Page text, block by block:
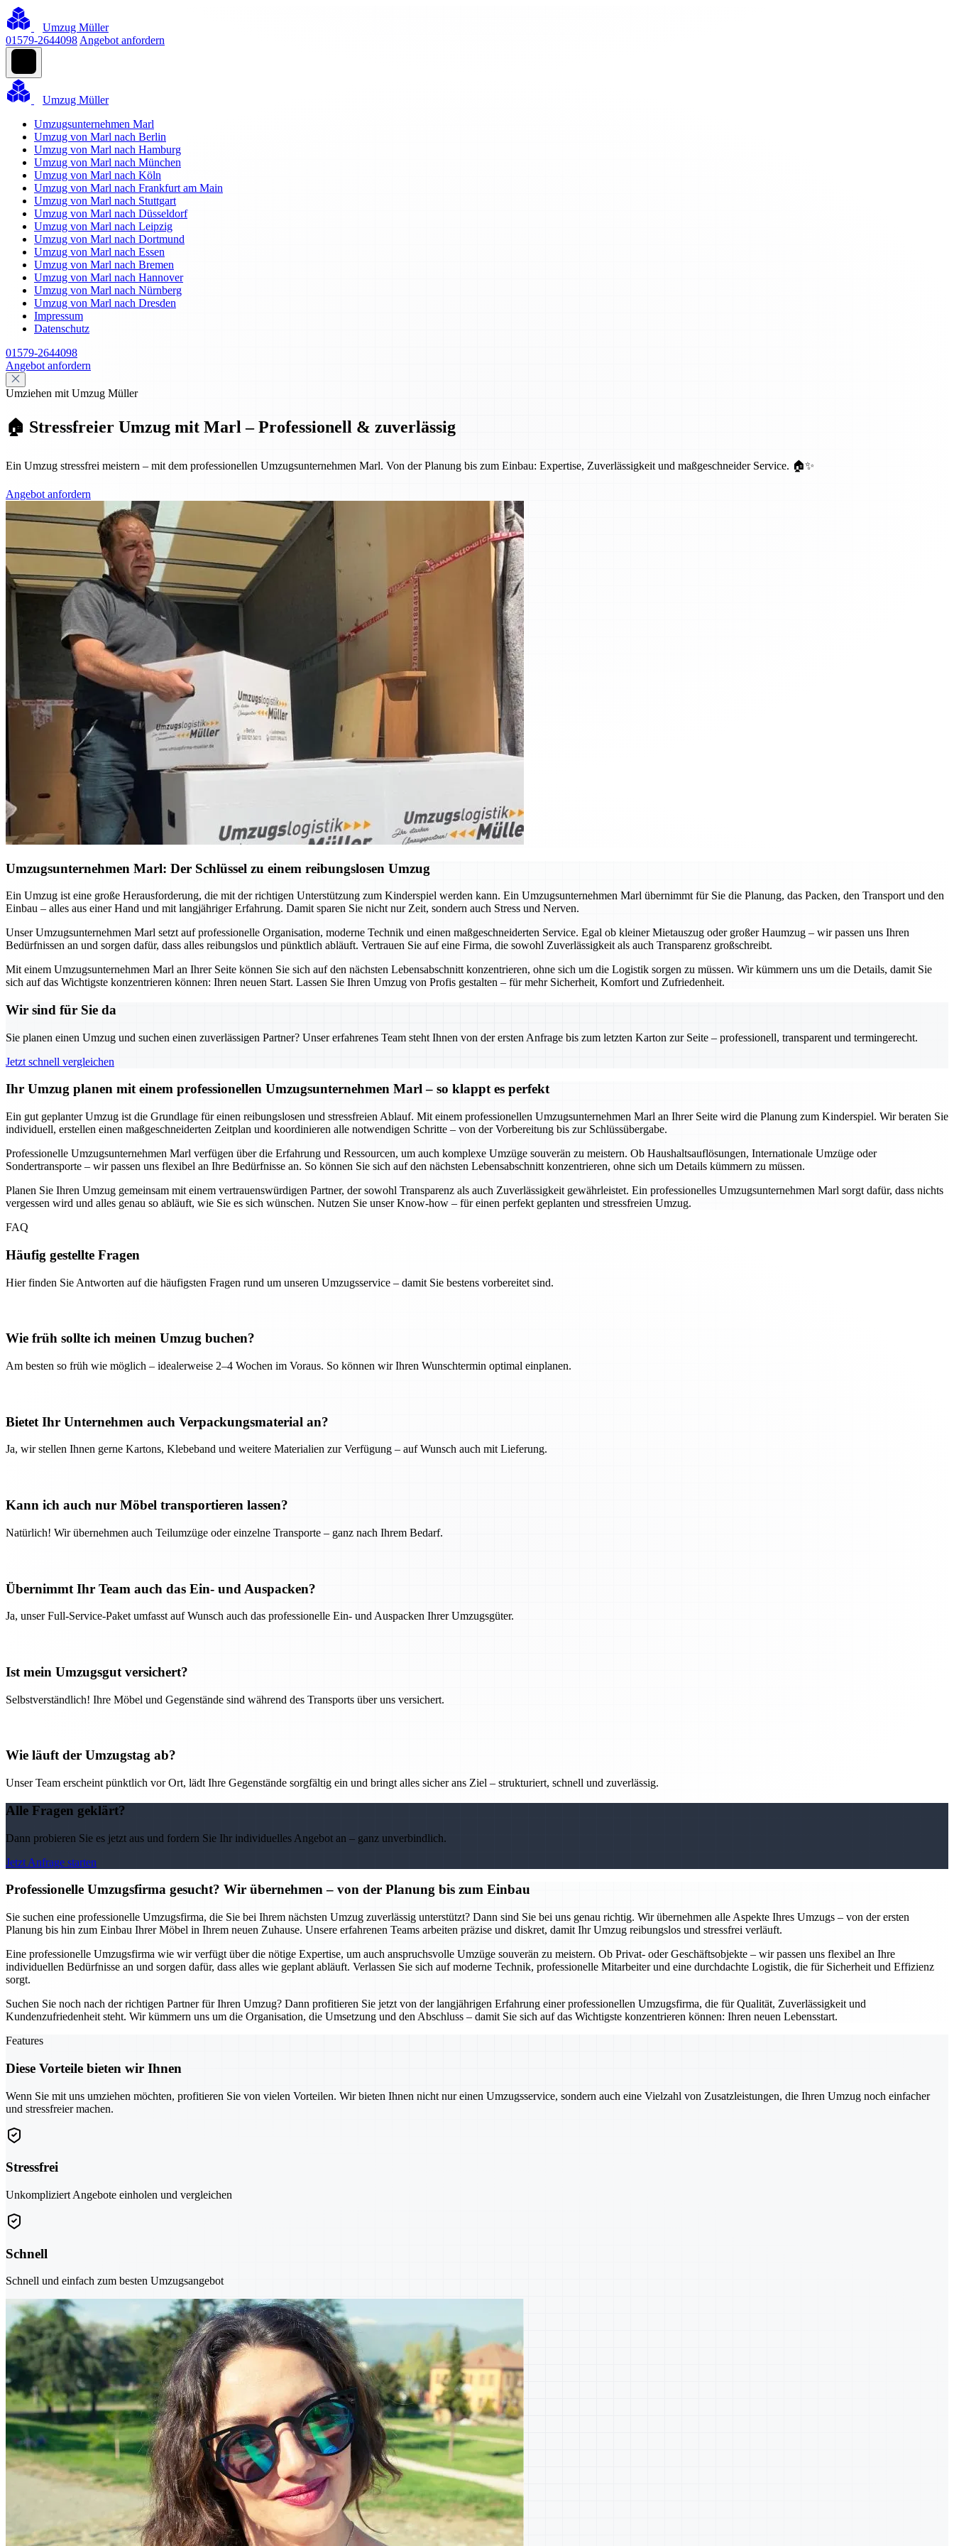
Umzug Müller
01579-2644098 Angebot anfordern
Umzug Müller
Umzugsunternehmen Marl
Umzug von Marl nach Berlin
Umzug von Marl nach Hamburg
Umzug von Marl nach München
Umzug von Marl nach Köln
Umzug von Marl nach Frankfurt am Main
Umzug von Marl nach Stuttgart
Umzug von Marl nach Düsseldorf
Umzug von Marl nach Leipzig
Umzug von Marl nach Dortmund
Umzug von Marl nach Essen
Umzug von Marl nach Bremen
Umzug von Marl nach Hannover
Umzug von Marl nach Nürnberg
Umzug von Marl nach Dresden
Impressum
Datenschutz
01579-2644098
Angebot anfordern
Umziehen mit Umzug Müller
🏠 Stressfreier Umzug mit Marl – Professionell & zuverlässig
Ein Umzug stressfrei meistern – mit dem professionellen Umzugsunternehmen Marl. Von der Planung bis zum Einbau: Expertise, Zuverlässigkeit und maßgeschneider Service. 🏠✨
Angebot anfordern
Umzugsunternehmen Marl: Der Schlüssel zu einem reibungslosen Umzug
Ein Umzug ist eine große Herausforderung, die mit der richtigen Unterstützung zum Kinderspiel werden kann. Ein Umzugsunternehmen Marl übernimmt für Sie die Planung, das Packen, den Transport und den
Einbau – alles aus einer Hand und mit langjähriger Erfahrung. Damit sparen Sie nicht nur Zeit, sondern auch Stress und Nerven.
Unser Umzugsunternehmen Marl setzt auf professionelle Organisation, moderne Technik und einen maßgeschneiderten Service. Egal ob kleiner Mietauszug oder großer Haumzug – wir passen uns Ihren
Bedürfnissen an und sorgen dafür, dass alles reibungslos und pünktlich abläuft. Vertrauen Sie auf eine Firma, die sowohl Zuverlässigkeit als auch Transparenz großschreibt.
Mit einem Umzugsunternehmen Marl an Ihrer Seite können Sie sich auf den nächsten Lebensabschnitt konzentrieren, ohne sich um die Logistik sorgen zu müssen. Wir kümmern uns um die Details, damit Sie
sich auf das Wichtigste konzentrieren können: Ihren neuen Start. Lassen Sie Ihren Umzug von Profis gestalten – für mehr Sicherheit, Komfort und Zufriedenheit.
Wir sind für Sie da
Sie planen einen Umzug und suchen einen zuverlässigen Partner? Unser erfahrenes Team steht Ihnen von der ersten Anfrage bis zum letzten Karton zur Seite – professionell, transparent und termingerecht.
Jetzt schnell vergleichen
Ihr Umzug planen mit einem professionellen Umzugsunternehmen Marl – so klappt es perfekt
Ein gut geplanter Umzug ist die Grundlage für einen reibungslosen und stressfreien Ablauf. Mit einem professionellen Umzugsunternehmen Marl an Ihrer Seite wird die Planung zum Kinderspiel. Wir beraten Sie
individuell, erstellen einen maßgeschneiderten Zeitplan und koordinieren alle notwendigen Schritte – von der Vorbereitung bis zur Schlüssübergabe.
Professionelle Umzugsunternehmen Marl verfügen über die Erfahrung und Ressourcen, um auch komplexe Umzüge souverän zu meistern. Ob Haushaltsauflösungen, Internationale Umzüge oder
Sondertransporte – wir passen uns flexibel an Ihre Bedürfnisse an. So können Sie sich auf den nächsten Lebensabschnitt konzentrieren, ohne sich um Details kümmern zu müssen.
Planen Sie Ihren Umzug gemeinsam mit einem vertrauenswürdigen Partner, der sowohl Transparenz als auch Zuverlässigkeit gewährleistet. Ein professionelles Umzugsunternehmen Marl sorgt dafür, dass nichts
vergessen wird und alles genau so abläuft, wie Sie es sich wünschen. Nutzen Sie unser Know-how – für einen perfekt geplanten und stressfreien Umzug.
FAQ
Häufig gestellte Fragen
Hier finden Sie Antworten auf die häufigsten Fragen rund um unseren Umzugsservice – damit Sie bestens vorbereitet sind.
Wie früh sollte ich meinen Umzug buchen?
Am besten so früh wie möglich – idealerweise 2–4 Wochen im Voraus. So können wir Ihren Wunschtermin optimal einplanen.
Bietet Ihr Unternehmen auch Verpackungsmaterial an?
Ja, wir stellen Ihnen gerne Kartons, Klebeband und weitere Materialien zur Verfügung – auf Wunsch auch mit Lieferung.
Kann ich auch nur Möbel transportieren lassen?
Natürlich! Wir übernehmen auch Teilumzüge oder einzelne Transporte – ganz nach Ihrem Bedarf.
Übernimmt Ihr Team auch das Ein- und Auspacken?
Ja, unser Full-Service-Paket umfasst auf Wunsch auch das professionelle Ein- und Auspacken Ihrer Umzugsgüter.
Ist mein Umzugsgut versichert?
Selbstverständlich! Ihre Möbel und Gegenstände sind während des Transports über uns versichert.
Wie läuft der Umzugstag ab?
Unser Team erscheint pünktlich vor Ort, lädt Ihre Gegenstände sorgfältig ein und bringt alles sicher ans Ziel – strukturiert, schnell und zuverlässig.
Alle Fragen geklärt?
Dann probieren Sie es jetzt aus und fordern Sie Ihr individuelles Angebot an – ganz unverbindlich.
Jetzt Anfrage starten
Professionelle Umzugsfirma gesucht? Wir übernehmen – von der Planung bis zum Einbau
Sie suchen eine professionelle Umzugsfirma, die Sie bei Ihrem nächsten Umzug zuverlässig unterstützt? Dann sind Sie bei uns genau richtig. Wir übernehmen alle Aspekte Ihres Umzugs – von der ersten
Planung bis hin zum Einbau Ihrer Möbel in Ihrem neuen Zuhause. Unsere erfahrenen Teams arbeiten präzise und diskret, damit Ihr Umzug reibungslos und stressfrei verläuft.
Eine professionelle Umzugsfirma wie wir verfügt über die nötige Expertise, um auch anspruchsvolle Umzüge souverän zu meistern. Ob Privat- oder Geschäftsobjekte – wir passen uns flexibel an Ihre
individuellen Bedürfnisse an und sorgen dafür, dass alles wie geplant abläuft. Verlassen Sie sich auf moderne Technik, professionelle Mitarbeiter und eine durchdachte Logistik, die für Sicherheit und Effizienz
sorgt.
Suchen Sie noch nach der richtigen Partner für Ihren Umzug? Dann profitieren Sie jetzt von der langjährigen Erfahrung einer professionellen Umzugsfirma, die für Qualität, Zuverlässigkeit und
Kundenzufriedenheit steht. Wir kümmern uns um die Organisation, die Umsetzung und den Abschluss – damit Sie sich auf das Wichtigste konzentrieren können: Ihren neuen Lebensstart.
Features
Diese Vorteile bieten wir Ihnen
Wenn Sie mit uns umziehen möchten, profitieren Sie von vielen Vorteilen. Wir bieten Ihnen nicht nur einen Umzugsservice, sondern auch eine Vielzahl von Zusatzleistungen, die Ihren Umzug noch einfacher
und stressfreier machen.
Stressfrei
Unkompliziert Angebote einholen und vergleichen
Schnell
Schnell und einfach zum besten Umzugsangebot